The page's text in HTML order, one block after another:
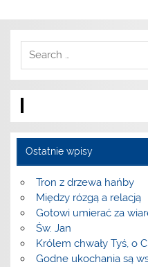
Ostatnie wpisy
Tron z drzewa hańby
Między rózgą a relacją
Gotowi umierać za
Św. Jan
Królem chwały Tyś, o
Godne ukochania są